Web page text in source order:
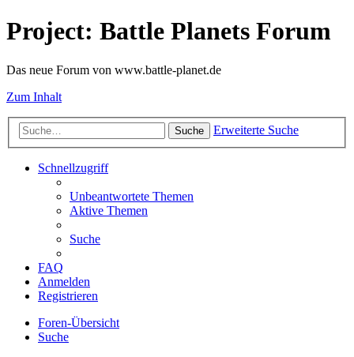
Project: Battle Planets Forum
Das neue Forum von www.battle-planet.de
Zum Inhalt
Suche Erweiterte Suche
Schnellzugriff
Unbeantwortete Themen
Aktive Themen
Suche
FAQ
Anmelden
Registrieren
Foren-Übersicht
Suche